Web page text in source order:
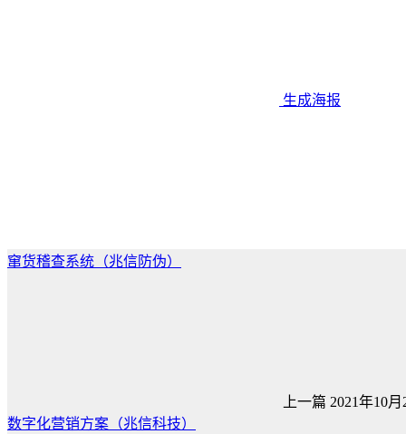
生成海报
窜货稽查系统（兆信防伪）
上一篇 2021年10月
数字化营销方案（兆信科技）